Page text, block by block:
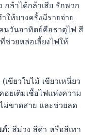
ล้าได้กล้าเสีย รักพวก
ให้บางครั้งมีรายจ่าย
นวันอาทิตย์คือธาตุไฟ สี
ช่วยหล่อเลี้ยงไฟให้
เขียวใบไม้ เขียวเหนี่ยว
ยเติมเชื้อไฟแห่งความ
ม่ขาดสาย และช่วยลด
ภ์: สีม่วง สีดำ หรือสีเทา